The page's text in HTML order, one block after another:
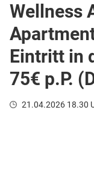
Wellness
Eintritt in
75€ p.P.
21.04.2026 18.30